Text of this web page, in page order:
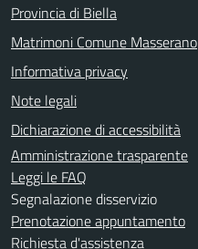
Provincia di Biella
Matrimoni Comune Masserano
Informativa privacy
Note legali
Dichiarazione di accessibilità
Amministrazione trasparente
Leggi le FAQ
Segnalazione disservizio
Prenotazione appuntamento
Richiesta d'assistenza